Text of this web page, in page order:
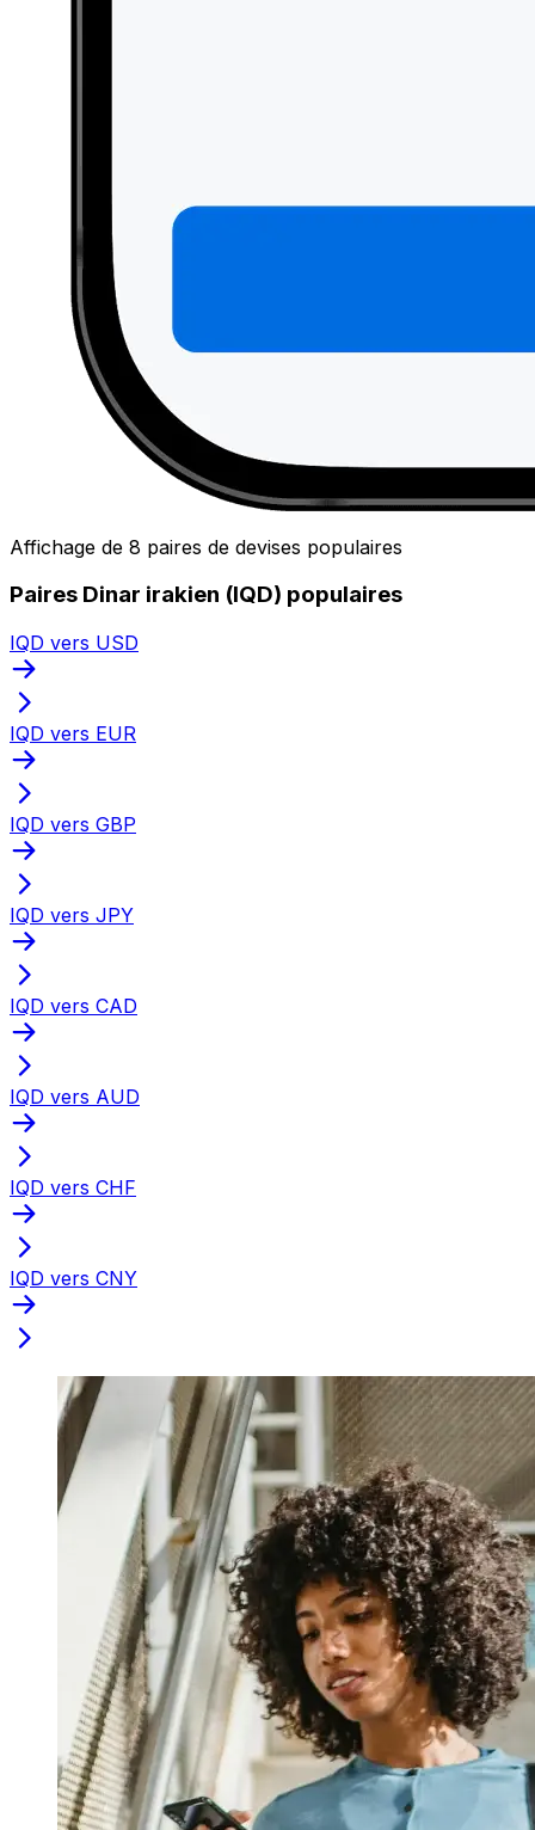
Affichage de 8 paires de devises populaires
Paires Dinar irakien (IQD) populaires
IQD vers USD
IQD vers EUR
IQD vers GBP
IQD vers JPY
IQD vers CAD
IQD vers AUD
IQD vers CHF
IQD vers CNY